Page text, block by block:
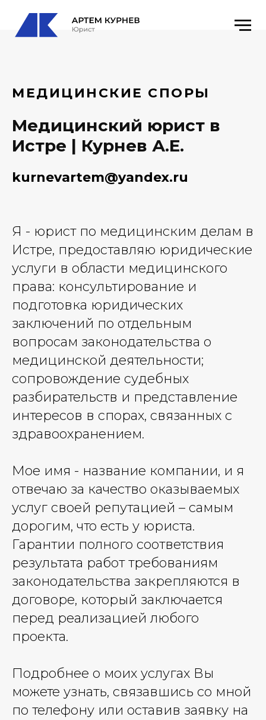
МЕДИЦИНСКИЕ СПОРЫ
Медицинский юрист в
Истре | Курнев А.Е.
kurnevartem@yandex.ru
Я - юрист по медицинским делам в
Истре, предоставляю юридические
услуги в области медицинского
права: консультирование и
подготовка юридических
заключений по отдельным
вопросам законодательства о
медицинской деятельности;
сопровождение судебных
разбирательств и представление
интересов в спорах, связанных с
здравоохранением.
Мое имя - название компании, и я
отвечаю за качество оказываемых
услуг своей репутацией – самым
дорогим, что есть у юриста.
Гарантии полного соответствия
результата работ требованиям
законодательства закрепляются в
договоре, который заключается
перед реализацией любого
проекта.
Подробнее о моих услугах Вы
можете узнать, связавшись со мной
по телефону или оставив заявку на